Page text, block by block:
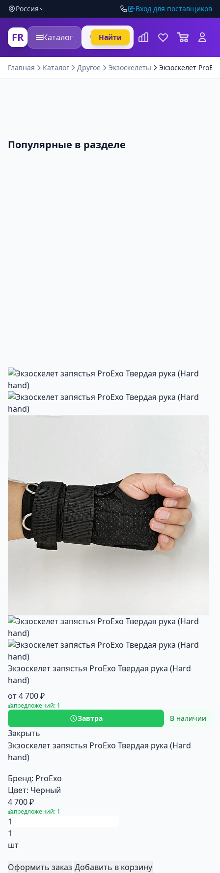
Россия Вход для поставщиков
FR Каталог Найти
Главная Каталог Другое Экзоскелеты Экзоскелет
Популярные в разделе
Экзоскелет запястья ProExo Твердая рука (Hard
hand)
от 4 700 ₽
предложений: 1
Завтра В наличии
Закрыть
Экзоскелет запястья ProExo Твердая рука (Hard
hand)
Бренд: ProExo
Цвет: Черный
4 700 ₽
предложений: 1
1
шт
Оформить заказ Добавить в корзину